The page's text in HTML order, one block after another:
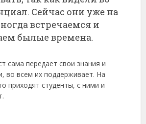
Сейчас они уже на
встречаемся и
былые времена.
сама передает свои знания и
во всем их поддерживает. На
приходят студенты, с ними и